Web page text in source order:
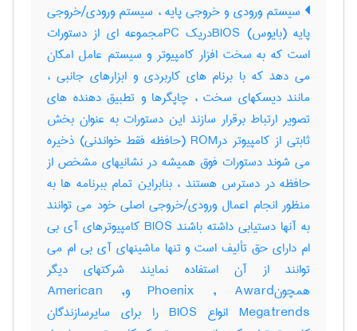
سیستم ورودی و خروجی پایه ، سیستم ورودی/خروجی
پایه (بایوس) BIOSدریک PCمجموعه ای از دستورات
است که به سخت افزار کامپیوتر و سیستم عامل امکان
می دهد که با برنام های کاربردی و ابزارهای جانبی ،
مانند دیسکهای سخت ، چاپگرها و تطبیق دهنده های
تصویر ارتباط برقرار سازند این دستورات به عنوان بخش
ثابتی از کامپیوتر درROM (حافظه فقط خواندنی) ذخیره
می شوند دستورات فوق همیشه در نشانیهای مشخص از
حافظه در دسترس هستند ، بنابراین تمام ببرنامه ها به
منظور انجام اعمال ورودی/خروجی اصلی خود می توانند
به آنها دستیابی داشته باشند BIOS کامپیوترهای آی بی
ام دارای حق تألیف است و تنها ماشینهای آی بی ام می
توانند از آن استفاده نمایند شرکتهای دیگر
همچونPhoenix , Award وAmerican ,
Megatrends انواع BIOS را برای سایرسازندگان